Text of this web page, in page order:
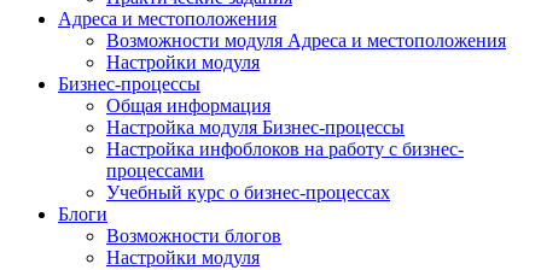
Адреса и местоположения
Возможности модуля Адреса и местоположения
Настройки модуля
Бизнес-процессы
Общая информация
Настройка модуля Бизнес-процессы
Настройка инфоблоков на работу с бизнес-
процессами
Учебный курс о бизнес-процессах
Блоги
Возможности блогов
Настройки модуля